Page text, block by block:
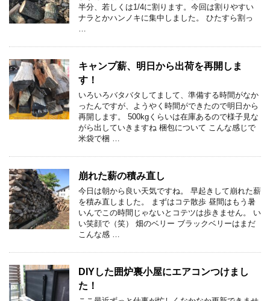
半分、若しくは1/4に割ります。今回は割りやすい
ナラとかハンノキに集中しました。 ひたすら割っ
キャンプ薪、明日から出荷を再開しま
す！
いろいろバタバタしてまして、準備する時間がなか
ったんですが、ようやく時間ができたので明日から
再開します。 500kgくらいは在庫あるので様子見な
がら出していきますね 梱包について こんな感じで
米袋で梱 …
崩れた薪の積み直し
今日は朝から良い天気ですね。 早起きして崩れた薪
を積み直しました。 まずはコテ散歩 昼間はもう暑
いんでこの時間じゃないとコテツは歩きません。 い
い笑顔で（笑） 畑のベリー ブラックベリーはまだ
こんな感 …
DIYした囲炉裏小屋にエアコンつけまし
た！